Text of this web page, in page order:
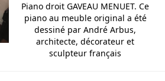
Piano droit GAVEAU MENUET. Ce
piano au meuble original a été
dessiné par André Arbus,
architecte, décorateur et
sculpteur français